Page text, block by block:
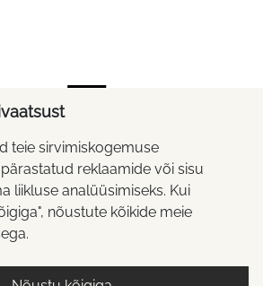
teie sirvimiskogemuse
reklaamide või sisu
liikluse analüüsimiseks. Kui
nõustute kõikide meie